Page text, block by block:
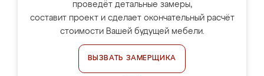
проведёт детальные замеры,
составит проект и сделает окончательный расчёт
стоимости Вашей будущей мебели.
ВЫЗВАТЬ ЗАМЕРЩИКА